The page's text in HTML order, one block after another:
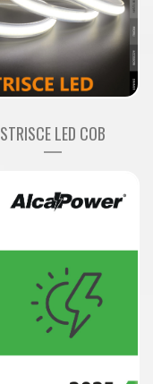
STRISCE LED COB